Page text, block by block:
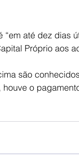
até dez dias
Próprio aos
são
o